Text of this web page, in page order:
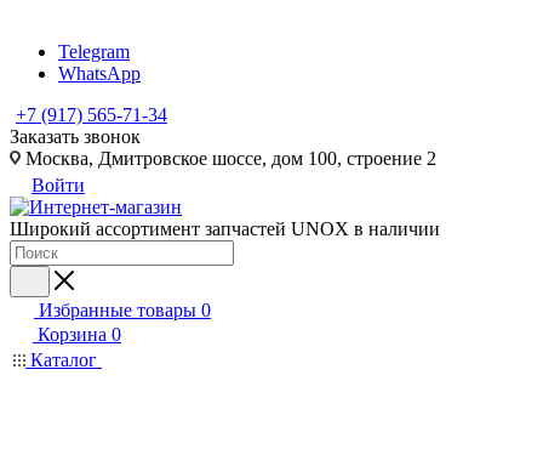
Telegram
WhatsApp
+7 (917) 565-71-34
Заказать звонок
Москва, Дмитровское шоссе, дом 100, строение 2
Войти
Широкий ассортимент запчастей UNOX в наличии
Избранные товары 0
Корзина 0
Каталог